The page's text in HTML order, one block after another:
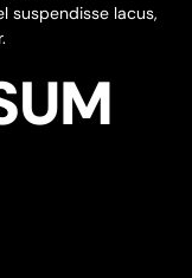
suspendisse lacus,